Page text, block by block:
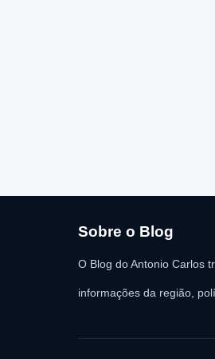
Sobre o Blog
O Blog do Antonio Carlos
informações da região,